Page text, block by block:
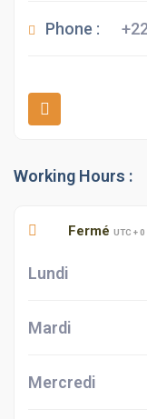
Phone :
Working Hours :
Fermé UTC + 0
Lundi
Mardi
Mercredi